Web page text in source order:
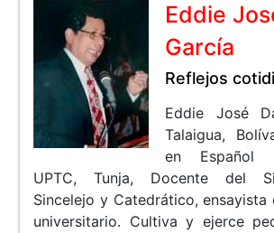
Eddie
García
Reflejos
Eddie José
Talaigua,
en Español
UPTC, Tunja, Docente del
Sincelejo y Catedrático, ensayista
universitario. Cultiva y ejerce